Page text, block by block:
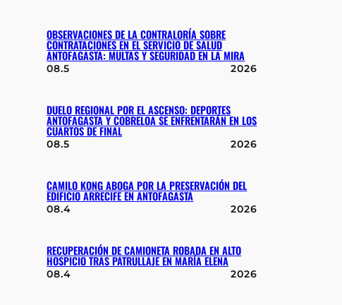
OBSERVACIONES DE LA CONTRALORÍA SOBRE
CONTRATACIONES EN EL SERVICIO DE SALUD
ANTOFAGASTA: MULTAS Y SEGURIDAD EN LA MIRA
08.5 2026
DUELO REGIONAL POR EL ASCENSO: DEPORTES
ANTOFAGASTA Y COBRELOA SE ENFRENTARÁN EN LOS
CUARTOS DE FINAL
08.5 2026
CAMILO KONG ABOGA POR LA PRESERVACIÓN DEL
EDIFICIO ARRECIFE EN ANTOFAGASTA
08.4 2026
RECUPERACIÓN DE CAMIONETA ROBADA EN ALTO
HOSPICIO TRAS PATRULLAJE EN MARÍA ELENA
08.4 2026